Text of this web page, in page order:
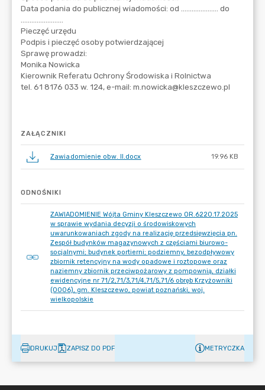
ZAŁĄCZNIKI
Zawiadomienie obw. II.docx 19.96 KB
ODNOŚNIKI
ZAWIADOMIENIE Wójta Gminy Kleszczewo OR.6220.17.2025
w sprawie wydania decyzji o środowiskowych
uwarunkowaniach zgody na realizację przedsięwzięcia pn.
Zespół budynków magazynowych z częściami biurowo-
socjalnymi; budynek portierni; podziemny, bezodpływowy
zbiornik retencyjny na wody opadowe i roztopowe oraz
naziemny zbiornik przeciwpożarowy z pompownią, działki
ewidencyjne nr 71/2,71/3,71/4,71/5,71/6 obręb Krzyżowniki
(0006), gm. Kleszczewo, powiat poznański, woj.
wielkopolskie
DRUKUJ ZAPISZ DO PDF METRYCZKA